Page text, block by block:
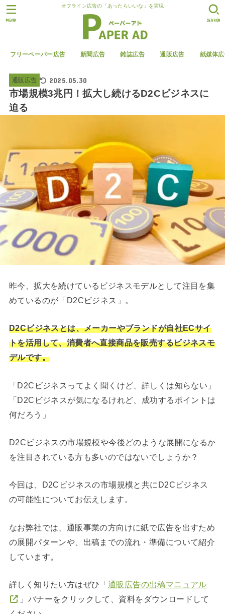
オフライン広告の「あったらいいな」を実現
フリーペーパー広告 新聞広告 雑誌広告 通販広告 紙媒体
SEARCH
MENU
通販広告 2025.05.30
市場規模3兆円！拡大し続けるD2Cビジネスに
迫る
昨今、拡大を続けているビジネスモデルとして注目を集
めているのが「D2Cビジネス」。
D2Cビジネスとは、メーカーやブランドが自社ECサイ
トを活用して、消費者へ直接商品を販売するビジネスモ
デルです。
「D2Cビジネスってよく聞くけど、詳しくは知らない」
「D2Cビジネスが気になるけれど、成功するポイントは
何だろう」
D2Cビジネスの市場規模や今後どのような展開になるか
を注目されている方も多いのではないでしょうか？
今回は、D2Cビジネスの市場規模と共にD2Cビジネス
の可能性についてお伝えします。
なお弊社では、通販事業の方向けに紙で広告を出すため
の展開パターンや、出稿までの流れ・準備について紹介
しています。
詳しく知りたい方はぜひ「通販広告の出稿マニュアル
」バナーをクリックして、資料をダウンロードして